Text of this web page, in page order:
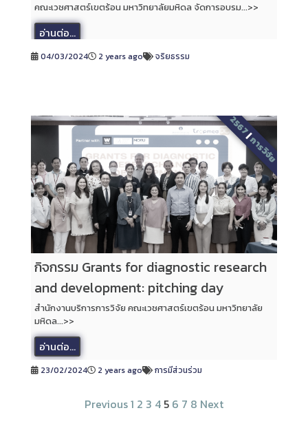
คณะเวชศาสตร์เขตร้อน มหาวิทยาลัยมหิดล จัดการอบรม...>>
อ่านต่อ...
04/03/2024 2 years ago จริยธรรม
กิจกรรม Grants for diagnostic research
and development: pitching day
สำนักงานบริการการวิจัย คณะเวชศาสตร์เขตร้อน มหาวิทยาลัย
มหิดล...>>
อ่านต่อ...
2567
|
การวิจัย
23/02/2024 2 years ago การมีส่วนร่วม
Previous1 2 3 4 5 6 7 8 Next